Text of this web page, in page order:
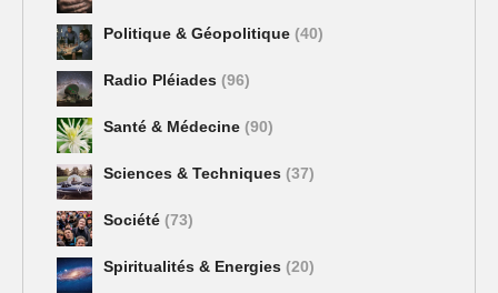
Politique & Géopolitique (40)
Radio Pléiades (96)
Santé & Médecine (90)
Sciences & Techniques (37)
Société (73)
Spiritualités & Energies (20)